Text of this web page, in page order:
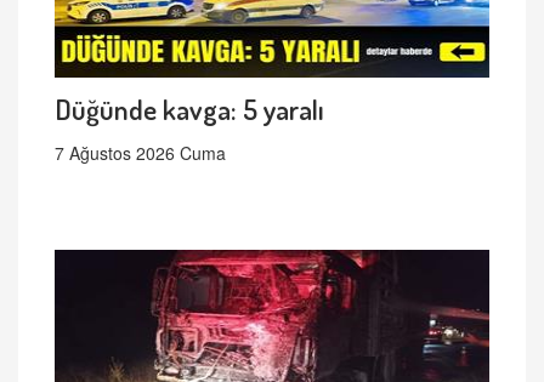
Düğünde kavga: 5 yaralı
7 Ağustos 2026 Cuma